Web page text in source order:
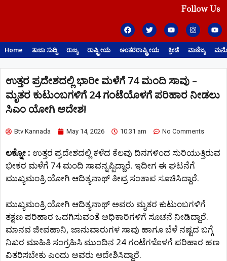
Follow Us
Home ತಾಜಾ ಸುದ್ದಿ ರಾಜ್ಯ ರಾಷ್ಟ್ರೀಯ ಅಂತರರಾಷ್ಟ್ರೀಯ ಕ್ರೀಡೆ ವಾಣಿಜ್ಯ
ಉತ್ತರ ಪ್ರದೇಶದಲ್ಲಿ ಭಾರೀ ಮಳೆಗೆ 74 ಮಂದಿ ಸಾವು –
ಮೃತರ ಕುಟುಂಬಗಳಿಗೆ 24 ಗಂಟೆಯೊಳಗೆ ಪರಿಹಾರ ನೀಡಲು
ಸಿಎಂ ಯೋಗಿ ಆದೇಶ!
Btv Kannada May 14, 2026 10:31 am No Comments
ಲಕ್ನೋ : ಉತ್ತರ ಪ್ರದೇಶದಲ್ಲಿ ಕಳೆದ ಕೆಲವು ದಿನಗಳಿಂದ ಸುರಿಯುತ್ತಿರುವ
ಭೀಕರ ಮಳೆಗೆ 74 ಮಂದಿ ಸಾವನ್ನಪ್ಪಿದ್ದಾರೆ. ಇದೀಗ ಈ ಘಟನೆಗೆ
ಮುಖ್ಯಮಂತ್ರಿ ಯೋಗಿ ಆದಿತ್ಯನಾಥ್ ತೀವ್ರ ಸಂತಾಪ ಸೂಚಿಸಿದ್ದಾರೆ.
ಮುಖ್ಯಮಂತ್ರಿ ಯೋಗಿ ಆದಿತ್ಯನಾಥ್ ಅವರು ಮೃತರ ಕುಟುಂಬಗಳಿಗೆ
ತಕ್ಷಣ ಪರಿಹಾರ ಒದಗಿಸುವಂತೆ ಅಧಿಕಾರಿಗಳಿಗೆ ಸೂಚನೆ ನೀಡಿದ್ದಾರೆ.
ಮಾನವ ಜೀವಹಾನಿ, ಜಾನುವಾರುಗಳ ಸಾವು ಹಾಗೂ ಬೆಳೆ ನಷ್ಟದ ಬಗ್ಗೆ
ನಿಖರ ಮಾಹಿತಿ ಸಂಗ್ರಹಿಸಿ ಮುಂದಿನ 24 ಗಂಟೆಗಳೊಳಗೆ ಪರಿಹಾರ ಹಣ
ವಿತರಿಸಬೇಕು ಎಂದು ಅವರು ಆದೇಶಿಸಿದ್ದಾರೆ.